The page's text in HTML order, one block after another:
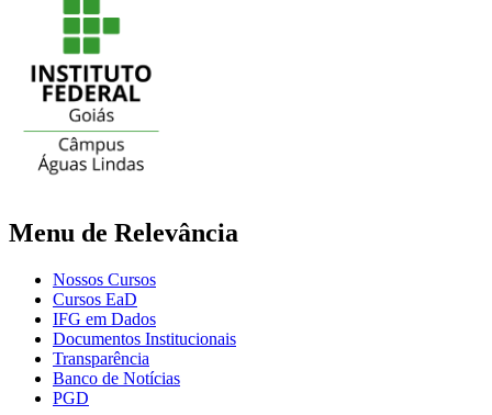
Menu de Relevância
Nossos Cursos
Cursos EaD
IFG em Dados
Documentos Institucionais
Transparência
Banco de Notícias
PGD